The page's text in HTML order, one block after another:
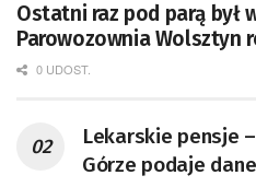
Ostatni raz pod parą był
Parowozownia Wolsztyn
remont unikatowego Tr5-
0 UDOST.
Lekarskie pensje
Górze podaje dane